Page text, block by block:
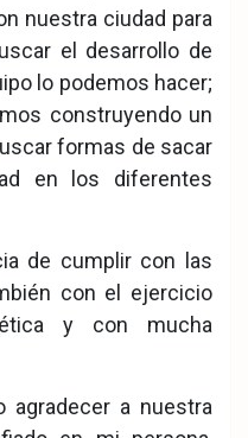
nuestra ciudad para
el desarrollo de
lo podemos hacer;
construyendo un
formas de sacar
en los diferentes
de cumplir con las
con el ejercicio
y con mucha
agradecer a nuestra